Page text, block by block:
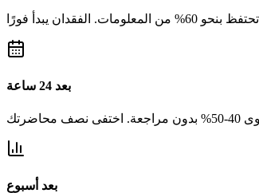
بعد 24 ساعة
بعد أسبوع